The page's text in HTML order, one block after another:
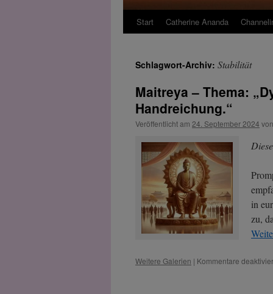
Start Catherine Ananda
Schlagwort-Archiv: Stabilität
Maitreya – Thema:
Handreichung.“
Veröffentlicht am 24. September 2024 von
in
zu,
Weitere Galerien | Kommentare